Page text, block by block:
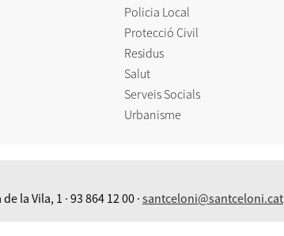
Policia Local
Protecció Civil
Residus
Salut
Serveis Socials
Urbanisme
la Vila, 1 · 93 864 12 00 · santceloni@santceloni.cat